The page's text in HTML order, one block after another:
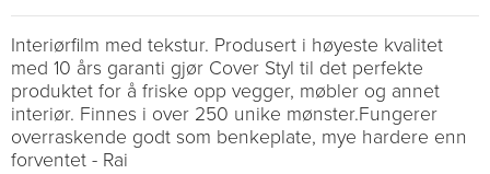
Interiørfilm med tekstur. Produsert i høyeste kvalitet
med 10 års garanti gjør Cover Styl til det perfekte
produktet for å friske opp vegger, møbler og annet
interiør. Finnes i over 250 unike mønster.Fungerer
overraskende godt som benkeplate, mye hardere enn
forventet - Rai